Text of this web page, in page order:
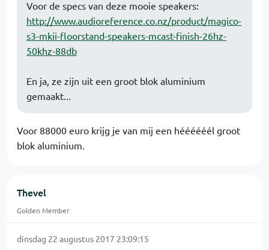
Voor de specs van deze mooie speakers:
http://www.audioreference.co.nz/product/magico-
s3-mkii-floorstand-speakers-mcast-finish-26hz-
50khz-88db
En ja, ze zijn uit een groot blok aluminium
gemaakt...
Voor 88000 euro krijg je van mij een héééééél groot
blok aluminium.
Thevel
Golden Member
dinsdag 22 augustus 2017 23:09:15